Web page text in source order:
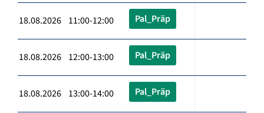
18.08.2026 11:00-12:00 Pal_Präp
18.08.2026 12:00-13:00 Pal_Präp
18.08.2026 13:00-14:00 Pal_Präp